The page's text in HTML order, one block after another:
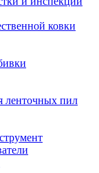
ковки
ленточных пил